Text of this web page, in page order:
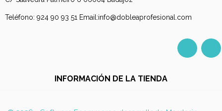
Teléfono: 924 90 93 51 Email:info@dobleaprofesional.com
INFORMACIÓN DE LA TIENDA